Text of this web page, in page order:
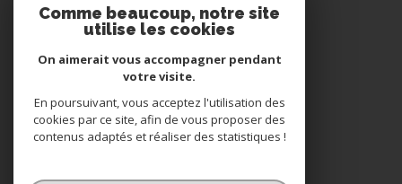
jdv.gestion@wanadoo.fr
1 rue rené grosdidier
55200
commercy
NOUS SUIVRE SUR
Comme beaucoup, notre site
utilise les cookies
On aimerait vous accompagner pendant
votre visite.
En poursuivant, vous acceptez l'utilisation des
cookies par ce site, afin de vous proposer des
contenus adaptés et réaliser des statistiques !